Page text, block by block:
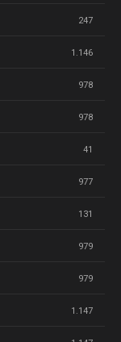
247
1.146
978
978
41
977
131
979
979
1.147